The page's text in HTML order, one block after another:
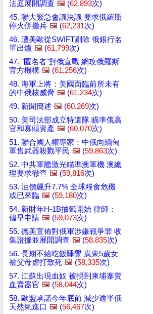
法庭展開調查 🖼️ (62,893次)
45. 聯大緊急會議決議 要求俄羅斯
停火併撤兵 🖼️ (62,231次)
46. 遭美歐從SWIFT剔除 俄銀行名
單出爐 🖼️ (61,799次)
47. "匿名者"對俄宣戰 網攻俄羅斯
官方機構 🖼️ (61,256次)
48. 海軍上將：美國面臨前所未有
的中俄核威脅 🖼️ (61,234次)
49. 新聞簡述 🖼️ (60,269次)
50. 美司法部成立特遣隊 瞄準俄高
官和寡頭資產 🖼️ (60,070次)
51. 聯合國人權專家：中俄向緬甸
軍售武器殺戮平民 🖼️ (59,863次)
52. 中共軍艦激光瞄準澳軍機 澳總
理要求徹查 🖼️ (59,816次)
53. 油價飆升7.7% 全球糧食危機
或已來臨 🖼️ (59,180次)
54. 新財年H-1B抽籤開始 律師：
儘早申請 🖼️ (59,073次)
55. 德美宣佈對俄軍涉嫌戰爭罪 收
集證據並展開調查 🖼️ (58,835次)
56. 長期不給吃飯睡覺 廣東5歲女
被父母虐打致死 🖼️ (58,335次)
57. 江蘇出現血奴 被拐到柬埔寨賣
血賣器官 🖼️ (58,044次)
58. 歐盟承諾今年底前 減少逾半俄
天然氣進口 🖼️ (56,467次)